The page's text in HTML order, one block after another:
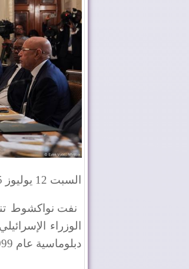
السبت 12 يوليوز 2025
نفت نواكشوط
الوزراء
دبلوماسية عام 1999، لكن موريتانيا قطعتها عام 2010